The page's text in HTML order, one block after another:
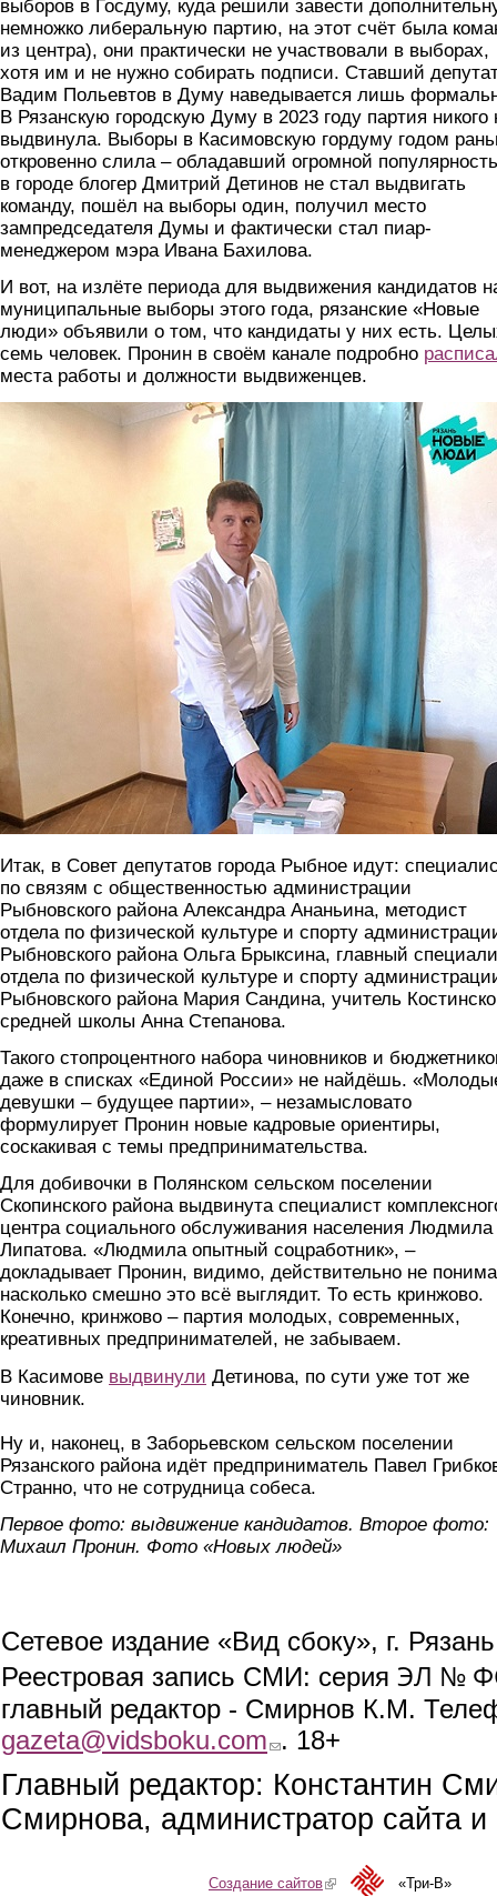
выборов в Госдуму, куда решили завести
немножко либеральную партию, на этот счёт была
из центра), они практически не участвовали в выборах,
хотя им и не нужно собирать подписи. Ставший
Вадим Польевтов в Думу наведывается лишь
В Рязанскую городскую Думу в 2023 году партия никого
выдвинула. Выборы в Касимовскую гордуму годом
откровенно слила – обладавший огромной
в городе блогер Дмитрий Детинов не стал выдвигать
команду, пошёл на выборы один, получил место
зампредседателя Думы и фактически стал пиар-
менеджером мэра Ивана Бахилова.
И вот, на излёте периода для выдвижения кандидатов
муниципальные выборы этого года, рязанские «Новые
люди» объявили о том, что кандидаты у них есть.
семь человек. Пронин в своём канале подробно
места работы и должности выдвиженцев.
pronin.jpg
Итак, в Совет депутатов города Рыбное идут:
по связям с общественностью администрации
Рыбновского района Александра Ананьина, методист
отдела по физической культуре и спорту
Рыбновского района Ольга Брыксина, главный
отдела по физической культуре и спорту
Рыбновского района Мария Сандина, учитель
средней школы Анна Степанова.
Такого стопроцентного набора чиновников и
даже в списках «Единой России» не найдёшь.
девушки – будущее партии», – незамысловато
формулирует Пронин новые кадровые ориентиры,
соскакивая с темы предпринимательства.
Для добивочки в Полянском сельском поселении
Скопинского района выдвинута специалист
центра социального обслуживания населения Людмила
Липатова. «Людмила опытный соцработник», –
докладывает Пронин, видимо, действительно не
насколько смешно это всё выглядит. То есть кринжово.
Конечно, кринжово – партия молодых, современных,
креативных предпринимателей, не забываем.
В Касимове выдвинули Детинова, по сути уже тот же
чиновник.
Ну и, наконец, в Заборьевском сельском поселении
Рязанского района идёт предприниматель Павел
Странно, что не сотрудница собеса.
Первое фото: выдвижение кандидатов. Второе фото:
Михаил Пронин. Фото «Новых людей»
Сетевое издание «Вид сбоку», г.
Реестровая запись СМИ: серия ЭЛ №
главный редактор - Смирнов К.М.
gazeta@vidsboku.com (link sends e-mail)
. 18+
Главный редактор: Константин
Смирнова, администратор сайта
Создание сайтов(link is external)«Три-В»